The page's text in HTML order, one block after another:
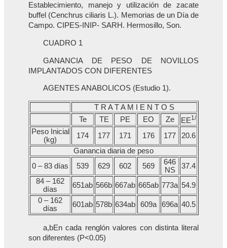
Establecimiento, manejo y utilización de zacate
buffel (Cenchrus ciliaris L.). Memorias de un Día de
Campo. CIPES-INIP- SARH. Hermosillo, Son.
CUADRO 1
GANANCIA DE PESO DE NOVILLOS
IMPLANTADOS CON DIFERENTES
AGENTES ANABOLICOS (Estudio 1).
T R A T A M I E N T O S
Te
TE PE EO Ze EE1/
Peso Inicial
(kg)
174 177 171 176 177
20.6
Ganancia diaria de peso
0 – 83 días
539 629 602 569
646
NS
37.4
84 – 162
días
651ab 566b 667ab 665ab 773a 54.9
0 – 162
días
601ab 578b 634ab 609a 696a 40.5
a,bEn cada renglón valores con distinta literal
son diferentes (P<0.05)